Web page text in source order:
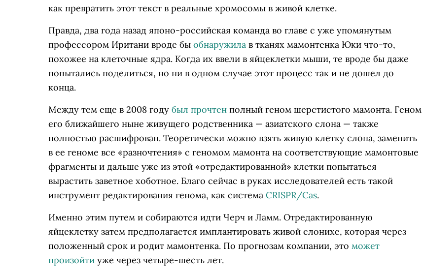
как превратить этот текст в реальные хромосомы в живой клетке.
Правда, два года назад японо-российская команда во главе с уже упомянутым
профессором Иритани вроде бы обнаружила в тканях мамонтенка Юки что-то,
похожее на клеточные ядра. Когда их ввели в яйцеклетки мыши, те вроде бы даже
попытались поделиться, но ни в одном случае этот процесс так и не дошел до
конца.
Между тем еще в 2008 году был прочтен полный геном шерстистого мамонта. Геном
его ближайшего ныне живущего родственника — азиатского слона — также
полностью расшифрован. Теоретически можно взять живую клетку слона, заменить
в ее геноме все «разночтения» с геномом мамонта на соответствующие мамонтовые
фрагменты и дальше уже из этой «отредактированной» клетки попытаться
вырастить заветное хоботное. Благо сейчас в руках исследователей есть такой
инструмент редактирования генома, как система CRISPR/Cas.
Именно этим путем и собираются идти Черч и Ламм. Отредактированную
яйцеклетку затем предполагается имплантировать живой слонихе, которая через
положенный срок и родит мамонтенка. По прогнозам компании, это может
произойти уже через четыре-шесть лет.